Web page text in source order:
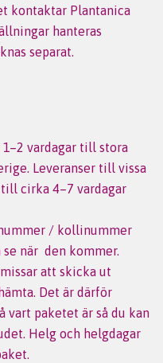
kontaktar Plantanica
hanteras
separat.
vardagar till stora
Leveranser till vissa
cirka 4–7 vardagar
/ kollinummer
se när den kommer.
att skicka ut
Det är därför
paketet är så du kan
Helg och helgdagar